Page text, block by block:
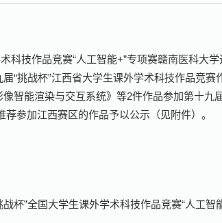
科技作品竞赛“人工智能+”专项赛赣南医科大
“挑战杯”江西省大学生课外学术科技作品竞
能渲染与交互系统》等2件作品参加第十九
参加江西赛区的作品予以公示（见附件）。
战杯”全国大学生课外学术科技作品竞赛“人工智